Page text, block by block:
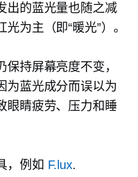
出的蓝光量也随之减
为主（即“暖光”）。
持屏幕亮度不变，
为蓝光成分而误以为
眼睛疲劳、压力和睡
，例如 F.lux.